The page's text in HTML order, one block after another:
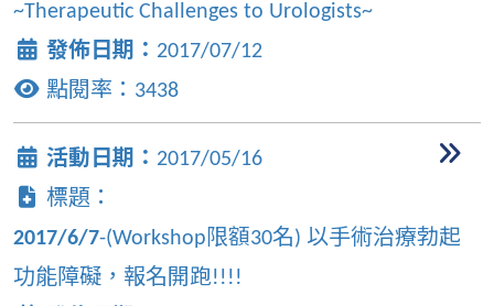
~Therapeutic Challenges to Urologists~
發佈日期： 2017/07/12
點閱率： 3438
活動日期： 2017/05/16
標題：
2017/6/7-(Workshop限額30名) 以手術治療勃起
功能障礙，報名開跑!!!!